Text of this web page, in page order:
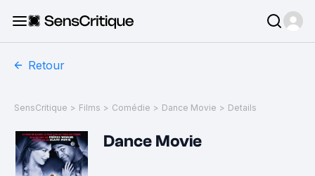
Retour
SensCritique > Films > Comédie > Dance Movie > Details
Dance Movie